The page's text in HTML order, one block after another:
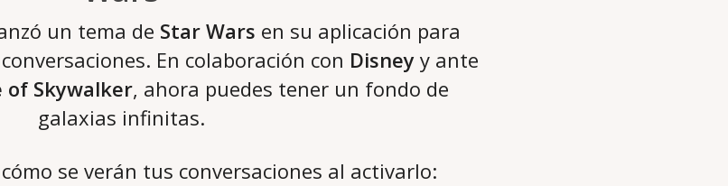
un tema de Star Wars en su aplicación para
En colaboración con Disneyy ante
of Skywalker, ahora puedes tener un fondo de
galaxias infinitas.
se verán tus conversaciones al activarlo: